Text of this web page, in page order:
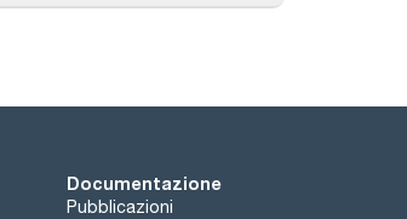
Documentazione
Pubblicazioni